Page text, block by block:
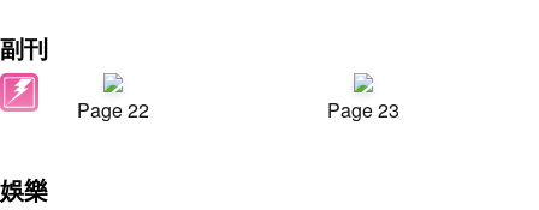
副刊
Page 22 Page 23
娛樂